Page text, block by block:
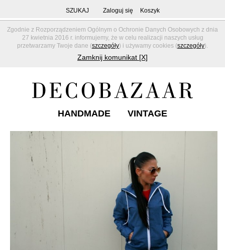
Zgodnie z Rozporządzeniem Ogólnym o Ochronie Danych Osobowych z dnia
27 kwietnia 2016 r. informujemy, że w celu realizacji naszych usług
przetwarzamy Twoje dane (szczegóły) i używamy cookies (szczegóły).
Zamknij komunikat [X]
SZUKAJ Zaloguj się Koszyk
HANDMADE VINTAGE